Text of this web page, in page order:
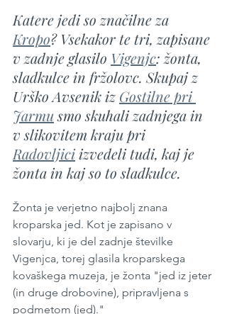
Katere jedi so značilne za
Kropo? Vsekakor te tri, zapisane
v zadnje glasilo Vigenjc: žonta,
sladkulce in fržolovc. Skupaj z
Urško Avsenik iz Gostilne pri
Jarmu smo skuhali zadnjega in
v slikovitem kraju pri
Radovljici izvedeli tudi, kaj je
žonta in kaj so to sladkulce.
Žonta je verjetno najbolj znana
kroparska jed. Kot je zapisano v
slovarju, ki je del zadnje številke
Vigenjca, torej glasila kroparskega
kovaškega muzeja, je žonta "jed iz jeter
(in druge drobovine), pripravljena s
podmetom (jed)."